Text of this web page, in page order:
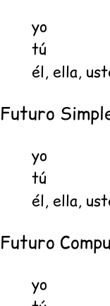
yo
tú
él, ella,
Futuro
yo
tú
él, ella,
Futuro
yo